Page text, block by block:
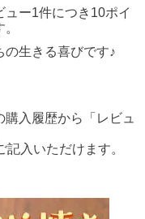
ー1件につき10ポイ
の生きる喜びです♪
入履歴から「レビュ
入いただけます。